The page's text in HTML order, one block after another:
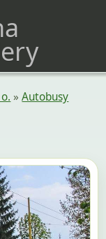
»Autobusy